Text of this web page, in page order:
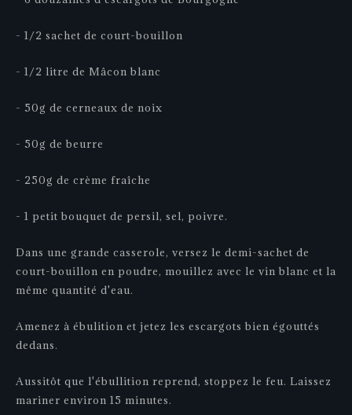
- 1/2 sachet de court-bouillon
- 1/2 litre de Mâcon blanc
- 50g de cerneaux de noix
- 50g de beurre
- 250g de crème fraîche
- 1 petit bouquet de persil, sel, poivre.
Dans une grande casserole, versez le demi-sachet de
court-bouillon en poudre, mouillez avec le vin blanc et la
même quantité d'eau.
Amenez à ébulition et jetez les escargots bien égouttés
dedans.
Aussitôt que l'ébullition reprend, stoppez le feu. Laissez
mariner environ 15 minutes.